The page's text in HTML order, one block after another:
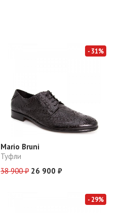
- 31%
Mario Bruni
Туфли
38 900 ₽ 26 900 ₽
- 29%